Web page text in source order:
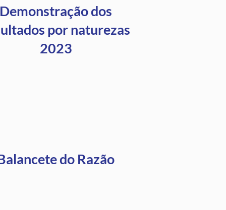
Demonstração dos
por naturezas
2023
do Razão